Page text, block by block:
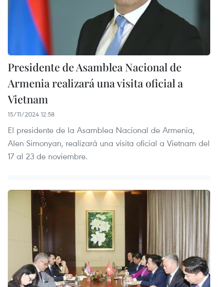
Presidente de Asamblea Nacional de
Armenia realizará una visita oficial a
Vietnam
15/11/2024 12:58
El presidente de la Asamblea Nacional de Armenia,
Alen Simonyan, realizará una visita oficial a Vietnam del
17 al 23 de noviembre.